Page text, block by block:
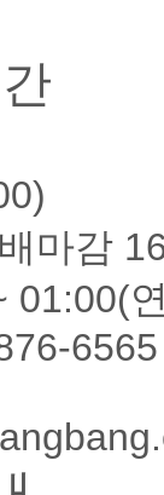
마감
01:00(
6565